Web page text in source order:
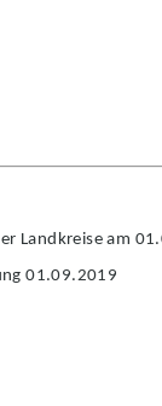
Landkreise am
01.09.2019